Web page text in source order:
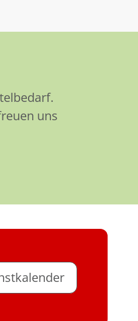
uns